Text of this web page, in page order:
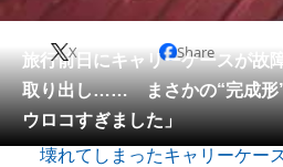
リ
会員記事
メディア
注目記事を集めた総合ページ
旅行前日にキャリーケースが故
取り出し…… まさかの“完成形
ウロコすぎました」
X Share
壊れてしまったキャリーケー